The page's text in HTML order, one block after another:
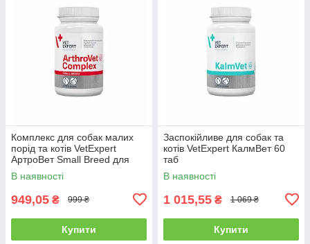
Комплекс для собак малих
порід та котів VetExpert
АртроВет Small Breed для
захисту суглобів 60 таб
В наявності
949,05 ₴ 999 ₴
Купити
Заспокійливе для собак та
котів VetExpert КалмВет 60
таб
В наявності
1 015,55 ₴ 1 069 ₴
Купити